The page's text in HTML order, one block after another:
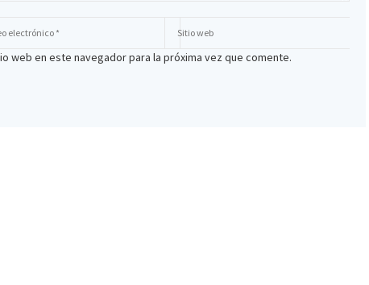
web en este navegador para la próxima vez que comente.